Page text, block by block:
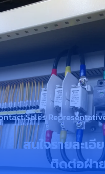
Sales
สนใจรายละเอี
ติดต่อฝ่า